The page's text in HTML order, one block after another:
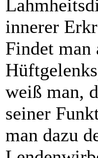
innerer
Findet man
weiß man,
seiner
man dazu